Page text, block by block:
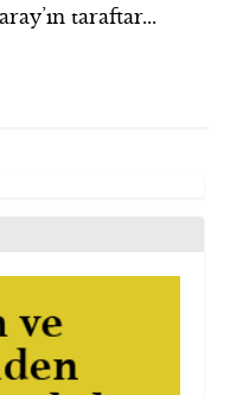
taraftar...